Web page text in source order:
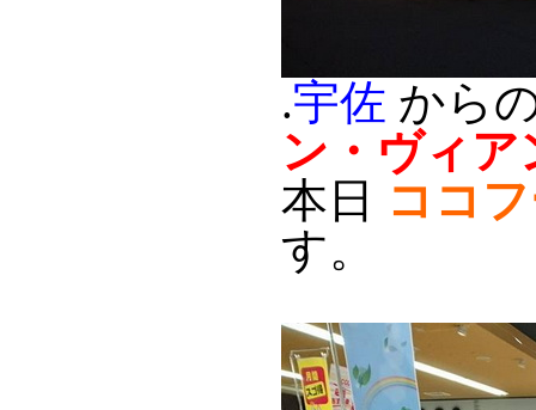
.宇佐 から
ン・ヴィア
本日 ココ
す。